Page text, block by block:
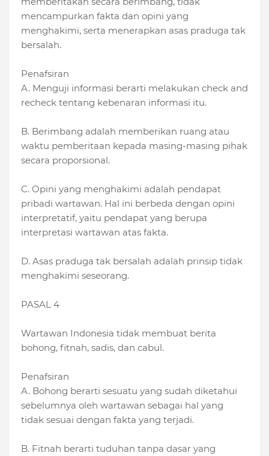
mencampurkan fakta dan opini yang
menghakimi, serta menerapkan asas praduga tak
bersalah.
Penafsiran
A. Menguji informasi berarti melakukan check and
recheck tentang kebenaran informasi itu.
B. Berimbang adalah memberikan ruang atau
waktu pemberitaan kepada masing-masing pihak
secara proporsional.
C. Opini yang menghakimi adalah pendapat
pribadi wartawan. Hal ini berbeda dengan opini
interpretatif, yaitu pendapat yang berupa
interpretasi wartawan atas fakta.
D. Asas praduga tak bersalah adalah prinsip tidak
menghakimi seseorang.
PASAL 4
Wartawan Indonesia tidak membuat berita
bohong, fitnah, sadis, dan cabul.
Penafsiran
A. Bohong berarti sesuatu yang sudah diketahui
sebelumnya oleh wartawan sebagai hal yang
tidak sesuai dengan fakta yang terjadi.
B. Fitnah berarti tuduhan tanpa dasar yang